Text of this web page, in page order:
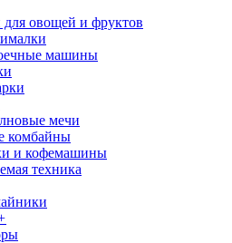
овощей и фруктов
машины
мечи
комбайны
и кофемашины
техника